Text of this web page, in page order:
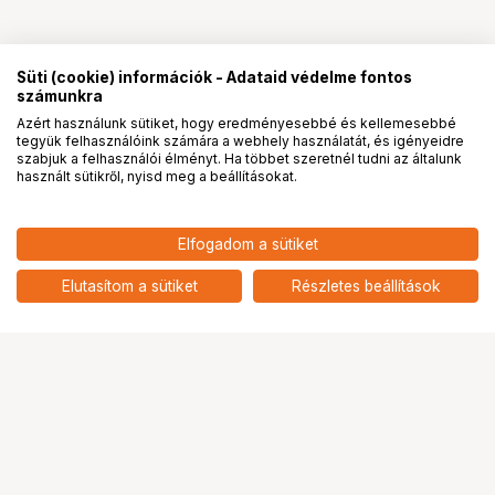
KUPO KS-208 3/8"-16 STAINLESS
STEEL HEX BOLT 20MM IN LENGTH
2 891 HUF
nettó: 2 276 HUF
PROpartnerségek
Süti (cookie) információk - Adataid védelme fontos
számunkra
Azért használunk sütiket, hogy eredményesebbé és kellemesebbé
tegyük felhasználóink számára a webhely használatát, és igényeidre
szabjuk a felhasználói élményt. Ha többet szeretnél tudni az általunk
használt sütikről, nyisd meg a beállításokat.
Elfogadom a sütiket
Elutasítom a sütiket Részletes beállítások